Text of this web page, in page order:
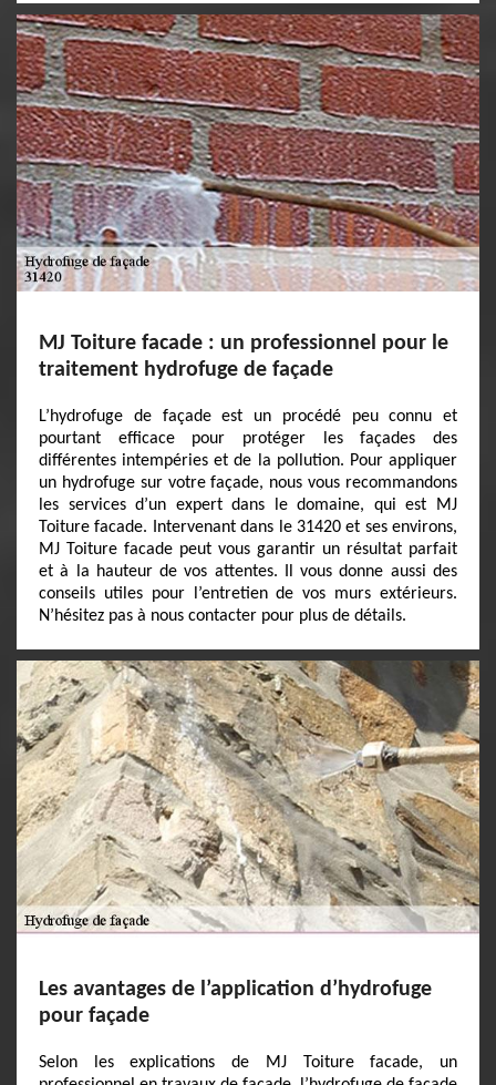
MJ Toiture facade : un professionnel pour le
traitement hydrofuge de façade
L’hydrofuge de façade est un procédé peu connu et
pourtant efficace pour protéger les façades des
différentes intempéries et de la pollution. Pour appliquer
un hydrofuge sur votre façade, nous vous recommandons
les services d’un expert dans le domaine, qui est MJ
Toiture facade. Intervenant dans le 31420 et ses environs,
MJ Toiture facade peut vous garantir un résultat parfait
et à la hauteur de vos attentes. Il vous donne aussi des
conseils utiles pour l’entretien de vos murs extérieurs.
N’hésitez pas à nous contacter pour plus de détails.
Les avantages de l’application d’hydrofuge
pour façade
Selon les explications de MJ Toiture facade, un